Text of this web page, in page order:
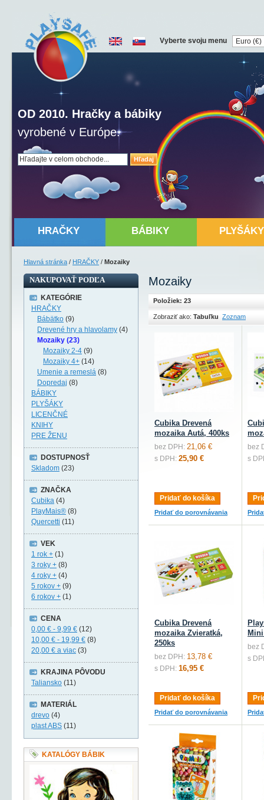
Hľadaj
OD 2010. Hračky a bábiky
vyrobené v Európe.
Vyberte svoju menu
HRAČKY BÁBIKY PLYŠÁKY
Hlavná stránka / HRAČKY / Mozaiky
Mozaiky
Položiek: 23
Zobraziť ako: Tabuľku Zoznam
Cubika Drevená
mozaika Autá, 400ks
bez DPH: 21,06 €
s DPH: 25,90 €
Pridať do košíka
Pridať do porovnávania
bez
s
Cubika Drevená
mozaika Zvieratká,
250ks
bez DPH: 13,78 €
s DPH: 16,95 €
Pridať do košíka
Pridať do porovnávania
bez
s
NAKUPOVAŤ PODĽA
KATEGÓRIE
HRAČKY
Bábätko (9)
Drevené hry a hlavolamy (4)
Mozaiky (23)
Mozaiky 2-4 (9)
Mozaiky 4+ (14)
Umenie a remeslá (8)
Dopredaj (8)
BÁBIKY
PLYŠÁKY
LICENČNÉ
KNIHY
PRE ŽENU
DOSTUPNOSŤ
Skladom (23)
ZNAČKA
Cubika (4)
PlayMais® (8)
Quercetti (11)
VEK
1 rok + (1)
3 roky + (8)
4 roky + (4)
5 rokov + (9)
6 rokov + (1)
CENA
0,00 € - 9,99 € (12)
10,00 € - 19,99 € (8)
20,00 € a viac (3)
KRAJINA PÔVODU
Taliansko (11)
MATERIÁL
drevo (4)
plast ABS (11)
KATALÓGY BÁBIK